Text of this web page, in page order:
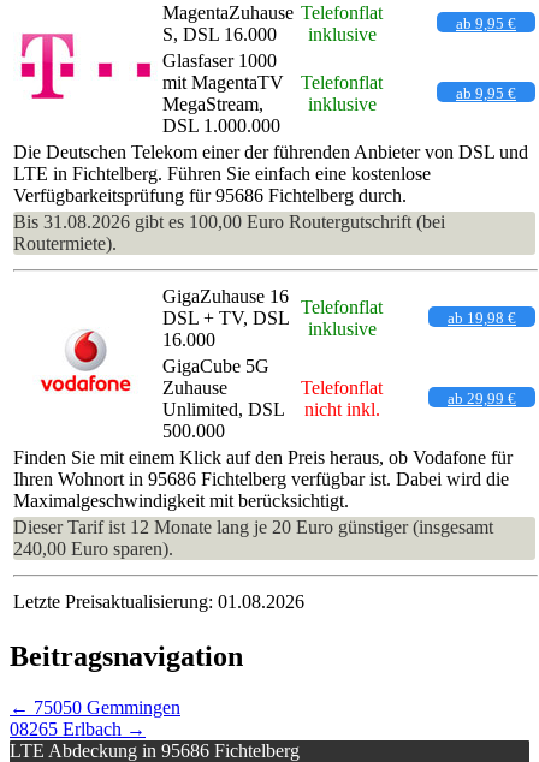
MagentaZuhause
S, DSL 16.000
Telefonflat
inklusive
ab 9,95 €
Glasfaser 1000
mit MagentaTV
MegaStream,
DSL 1.000.000
Telefonflat
inklusive
ab 9,95 €
Die Deutschen Telekom einer der führenden Anbieter von DSL und
LTE in Fichtelberg. Führen Sie einfach eine kostenlose
Verfügbarkeitsprüfung für 95686 Fichtelberg durch.
Bis 31.08.2026 gibt es 100,00 Euro Routergutschrift (bei
Routermiete).
GigaZuhause 16
DSL + TV, DSL
16.000
Telefonflat
inklusive
ab 19,98 €
GigaCube 5G
Zuhause
Unlimited, DSL
500.000
Telefonflat
nicht inkl.
ab 29,99 €
Finden Sie mit einem Klick auf den Preis heraus, ob Vodafone für
Ihren Wohnort in 95686 Fichtelberg verfügbar ist. Dabei wird die
Maximalgeschwindigkeit mit berücksichtigt.
Dieser Tarif ist 12 Monate lang je 20 Euro günstiger (insgesamt
240,00 Euro sparen).
Letzte Preisaktualisierung: 01.08.2026
Beitragsnavigation
← 75050 Gemmingen
08265 Erlbach →
LTE Abdeckung in 95686 Fichtelberg